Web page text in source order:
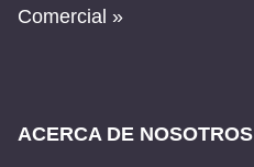
Comercial »
ACERCA DE NOSOTROS